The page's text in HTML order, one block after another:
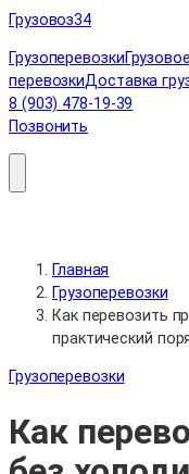
Перейти
содержимому
Грузовоз34
Грузоперевозки
перевозкиДоставка
8 (903) 478-19-39
Позвонить
Главная
Грузоперевозки
Как перевозить
практический
Грузоперевозки
Как